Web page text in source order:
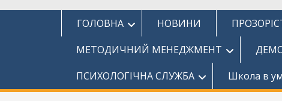
ГОЛОВНА НОВИНИ
МЕТОДИЧНИЙ МЕНЕДЖМЕНТ
ПСИХОЛОГІЧНА СЛУЖБА
Школа в